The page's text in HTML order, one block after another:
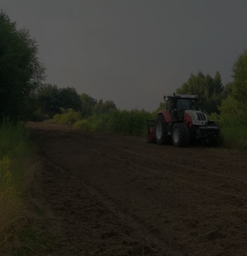
Mulczer leśny usługi
Wycinka samosiejek
Wycinka drzew na działce
Koszenie zarośli
Czyszczenie działek